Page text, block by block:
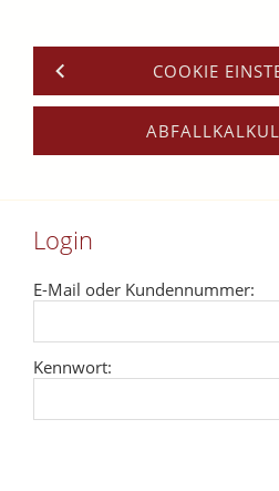
COOKIE
Login
E-Mail oder Kundennummer:
Kennwort: